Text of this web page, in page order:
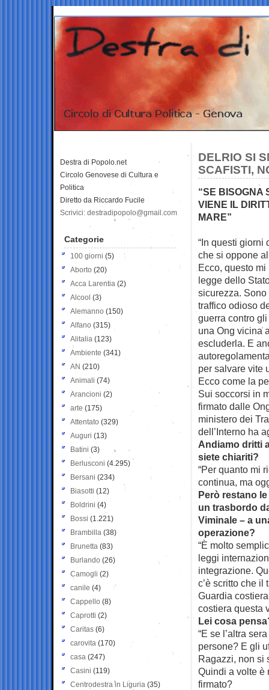
DELRIO SI
SCAFISTI,
“SE BISOGNA
VIENE IL
MARE”
“In questi giorni
che si oppone
Ecco, questo
legge dello
sicurezza.
traffico odioso
guerra contro
una Ong vicina
escluderla. E
per salvare vite
Ecco come la
Sui soccorsi in
firmato dalle
ministero dei
dell’Interno ha
Andiamo dritti
siete chiariti?
“Per quanto mi
continua, ma
Però restano
un trasbordo
Viminale – a
operazione?
“È molto
leggi
integrazione.
c’è scritto che
Guardia
costiera questa
Lei cosa
“E se l’altra
persone? E gli
Ragazzi, non si
Quindi a volte è
firmato?
Destra di Popolo.net
Circolo Genovese di Cultura e
Politica
Diretto da Riccardo Fucile
Scrivici: destradipopolo@gmail.com
Categorie
100 giorni (5)
Aborto (20)
Acca Larentia (2)
Alcool (3)
Alemanno (150)
Alfano (315)
Alitalia (123)
Ambiente (341)
AN (210)
Animali (74)
Arancioni (2)
arte (175)
Attentato (329)
Auguri (13)
Batini (3)
Berlusconi (4.295)
Bersani (234)
Biasotti (12)
Boldrini (4)
Bossi (1.221)
Brambilla (38)
Brunetta (83)
Burlando (26)
Camogli (2)
canile (4)
Cappello (8)
Caprotti (2)
Caritas (6)
carovita (170)
casa (247)
Casini (119)
Centrodestra in Liguria (35)